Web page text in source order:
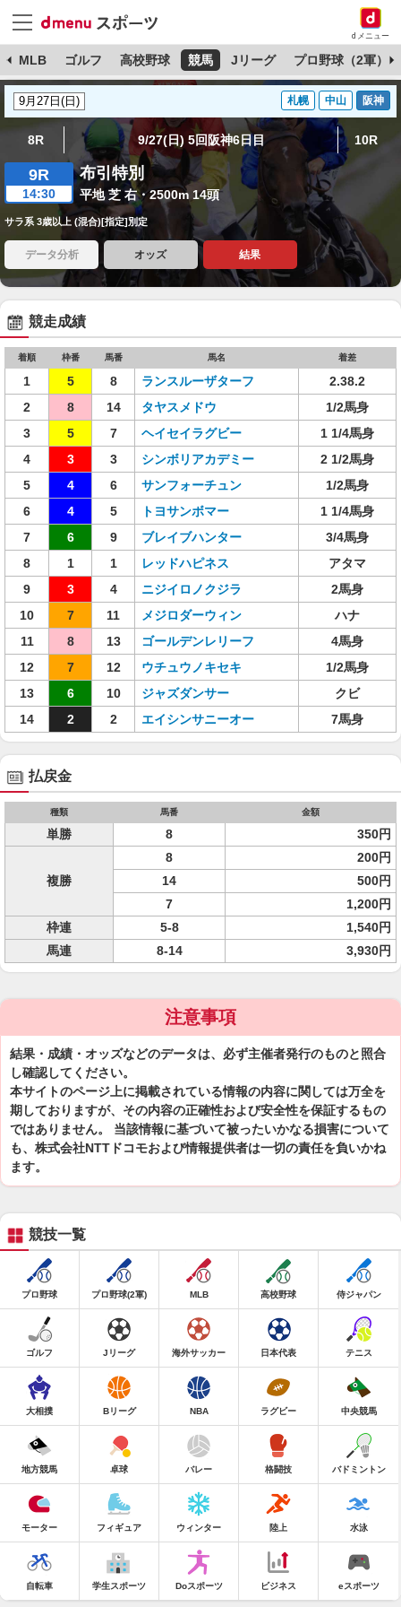
dメニュー
MLB ゴルフ 高校野球 競馬 Jリーグ プロ野球（2軍）
札幌 中山 阪神
8R 9/27(日) 5回阪神6日目 10R
9R
14:30
布引特別
平地 芝 右・2500m 14頭
サラ系 3歳以上 (混合)[指定]別定
データ分析 オッズ 結果
競走成績
着順 枠番 馬番 馬名 着差
1 5 8 ランスルーザターフ
2.38.2
2
8 14 タヤスメドウ
1/2馬身
3
5 7 ヘイセイラグビー
1 1/4馬身
4
3 3 シンボリアカデミー
2 1/2馬身
5
4 6 サンフォーチュン
1/2馬身
6
4 5 トヨサンボマー
1 1/4馬身
7
6 9 ブレイブハンター
3/4馬身
8
1 1 レッドハピネス
アタマ
9
3 4 ニジイロノクジラ
2馬身
10
7 11 メジロダーウィン
ハナ
11
8 13 ゴールデンレリーフ
4馬身
12
7 12 ウチュウノキセキ
1/2馬身
13
6 10 ジャズダンサー
クビ
14
2 2 エイシンサニーオー 7馬身
払戻金
種類 馬番 金額
単勝 8 350円
複勝
8
200円
14
500円
7
1,200円
枠連
5-8
1,540円
馬連
8-14 3,930円
注意事項
結果・成績・オッズなどのデータは、必ず主催者発行のものと照合
し確認してください。
本サイトのページ上に掲載されている情報の内容に関しては万全を
期しておりますが、その内容の正確性および安全性を保証するもの
ではありません。 当該情報に基づいて被ったいかなる損害について
も、株式会社NTTドコモおよび情報提供者は一切の責任を負いかね
ます。
競技一覧
プロ野球 プロ野球(2軍) MLB 高校野球 侍ジャパン
ゴルフ Jリーグ 海外サッカー 日本代表 テニス
大相撲 Bリーグ NBA ラグビー 中央競馬
地方競馬 卓球 バレー 格闘技 バドミントン
モーター フィギュア ウィンター 陸上 水泳
自転車 学生スポーツ Doスポーツ ビジネス eスポーツ